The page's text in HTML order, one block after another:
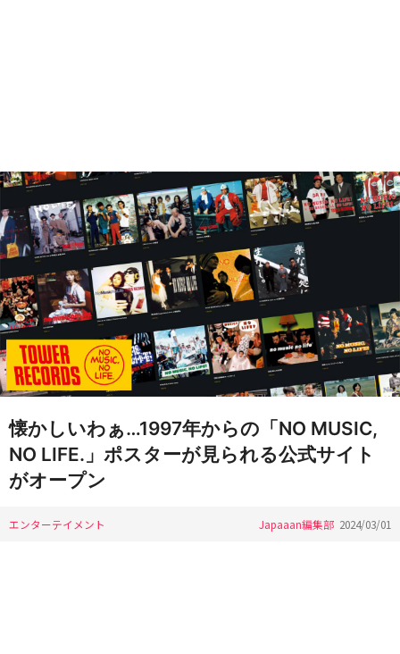
懐かしいわぁ…1997年からの「NO MUSIC,
NO LIFE.」ポスターが見られる公式サイト
がオープン
エンターテイメント Japaaan編集部 2024/03/01